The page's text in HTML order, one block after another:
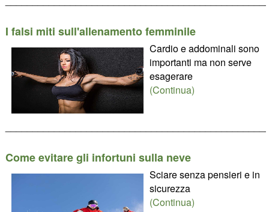
I falsi miti sull'allenamento femminile
Cardio e addominali sono
importanti ma non serve
esagerare
(Continua)
Come evitare gli infortuni sulla neve
Sciare senza pensieri e in
sicurezza
(Continua)